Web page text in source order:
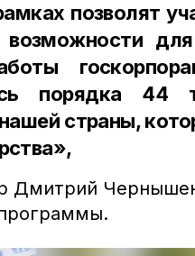
позволят
для
порядка 44
страны,
Дмитрий